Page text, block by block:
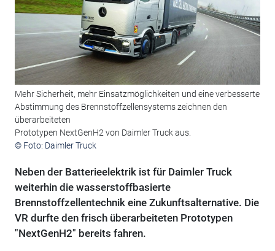
Mehr Sicherheit, mehr Einsatzmöglichkeiten und eine verbesserte
Abstimmung des Brennstoffzellensystems zeichnen den
überarbeiteten
Prototypen NextGenH2 von Daimler Truck aus.
© Foto: Daimler Truck
Neben der Batterieelektrik ist für Daimler Truck
weiterhin die wasserstoffbasierte
Brennstoffzellentechnik eine Zukunftsalternative. Die
VR durfte den frisch überarbeiteten Prototypen
"NextGenH2" bereits fahren.